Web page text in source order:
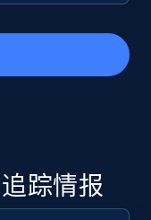
Detailed
and more.
踪情报